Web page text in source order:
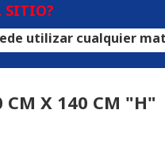
SITIO?
cualquier material de
CM X 140 CM "H"